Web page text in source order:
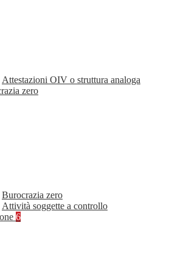
Attestazioni OIV o struttura analoga
zero
Burocrazia zero
Attività soggette a controllo
6